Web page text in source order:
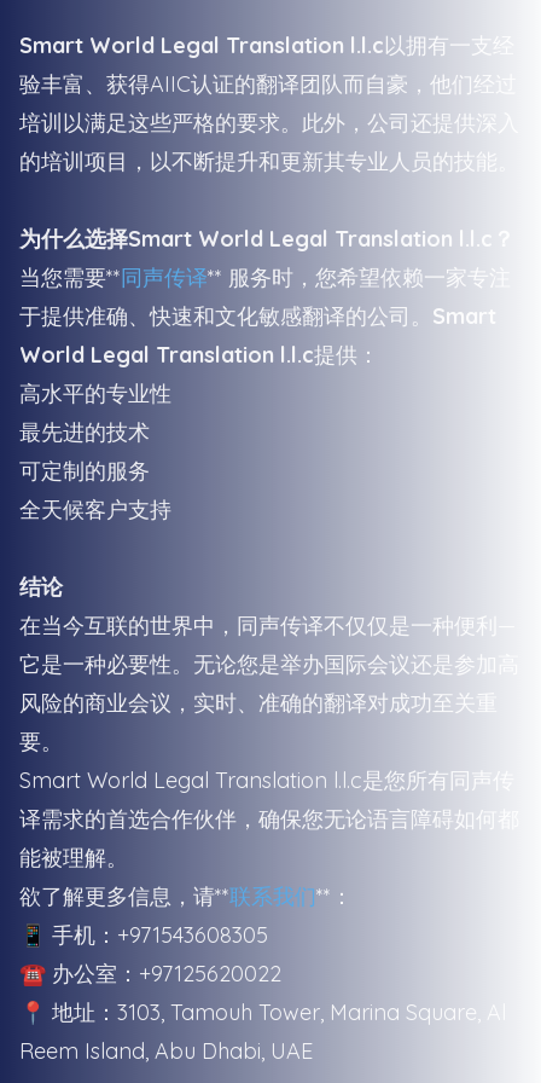
Smart World Legal Translation l.l.c以拥有一支经
验丰富、获得AIIC认证的翻译团队而自豪，他们经过
培训以满足这些严格的要求。此外，公司还提供深入
的培训项目，以不断提升和更新其专业人员的技能。
为什么选择Smart World Legal Translation l.l.c？
当您需要**同声传译** 服务时，您希望依赖一家专注
于提供准确、快速和文化敏感翻译的公司。 Smart
World Legal Translation l.l.c提供：
高水平的专业性
最先进的技术
可定制的服务
全天候客户支持
结论
在当今互联的世界中，同声传译不仅仅是一种便利—
它是一种必要性。无论您是举办国际会议还是参加高
风险的商业会议，实时、准确的翻译对成功至关重
要。
Smart World Legal Translation l.l.c是您所有同声传
译需求的首选合作伙伴，确保您无论语言障碍如何都
能被理解。
欲了解更多信息，请**联系我们**：
📱 手机：+971543608305
☎️ 办公室：+97125620022
📍 地址：3103, Tamouh Tower, Marina Square, Al
Reem Island, Abu Dhabi, UAE